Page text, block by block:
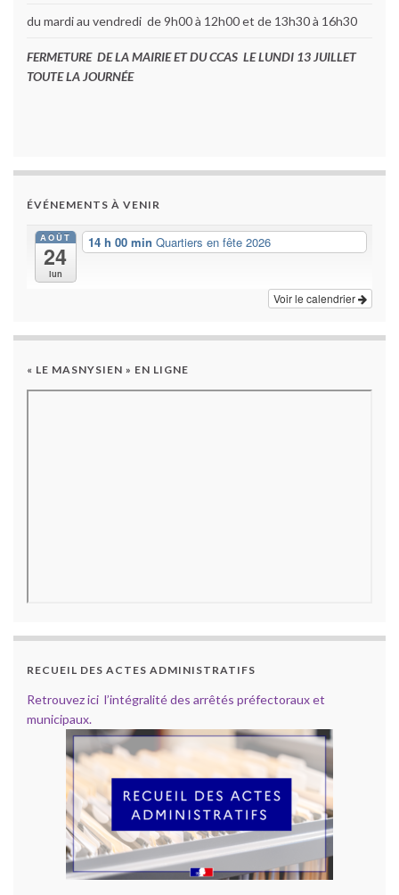
du mardi au vendredi de 9h00 à 12h00 et de 13h30 à 16h30
FERMETURE DE LA MAIRIE ET DU CCAS LE LUNDI 13 JUILLET
TOUTE LA JOURNÉE
ÉVÉNEMENTS À VENIR
AOÛT
24
lun
14 h 00 min Quartiers en fête 2026
Voir le calendrier
« LE MASNYSIEN » EN LIGNE
RECUEIL DES ACTES ADMINISTRATIFS
Retrouvez ici l’intégralité des arrêtés préfectoraux et
municipaux.